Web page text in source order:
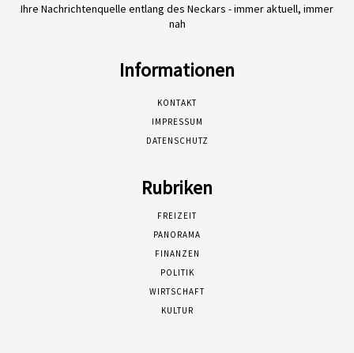
Ihre Nachrichtenquelle entlang des Neckars - immer aktuell, immer
nah
Informationen
KONTAKT
IMPRESSUM
DATENSCHUTZ
Rubriken
FREIZEIT
PANORAMA
FINANZEN
POLITIK
WIRTSCHAFT
KULTUR